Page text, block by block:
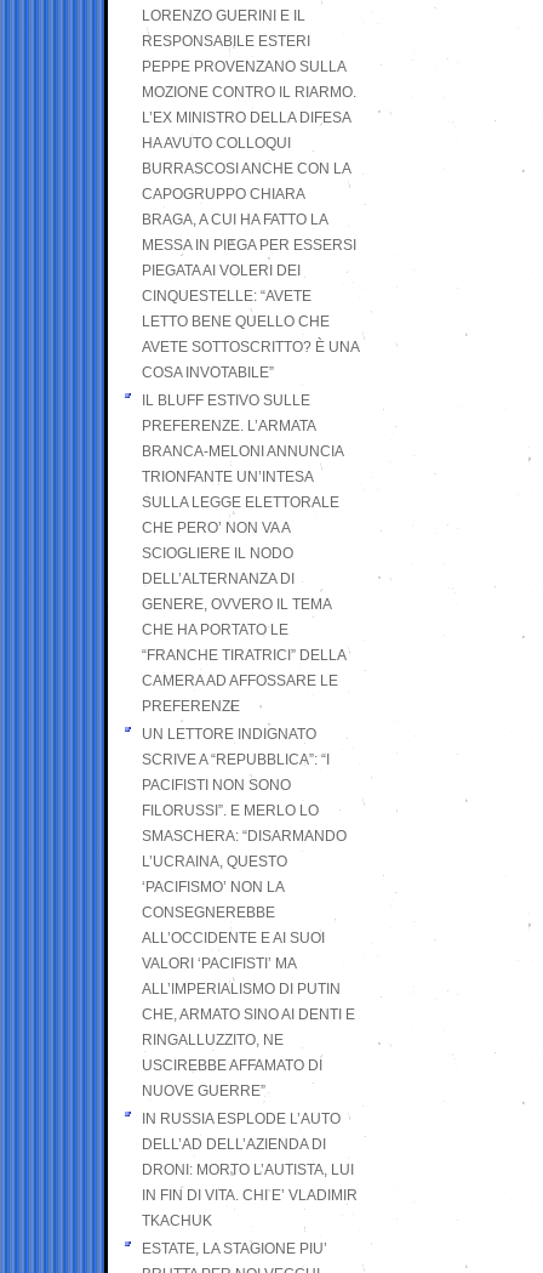
LORENZO GUERINI E IL
RESPONSABILE ESTERI
PEPPE PROVENZANO SULLA
MOZIONE CONTRO IL RIARMO.
L’EX MINISTRO DELLA DIFESA
HA AVUTO COLLOQUI
BURRASCOSI ANCHE CON LA
CAPOGRUPPO CHIARA
BRAGA, A CUI HA FATTO LA
MESSA IN PIEGA PER ESSERSI
PIEGATA AI VOLERI DEI
CINQUESTELLE: “AVETE
LETTO BENE QUELLO CHE
AVETE SOTTOSCRITTO? È UNA
COSA INVOTABILE”
IL BLUFF ESTIVO SULLE
PREFERENZE. L’ARMATA
BRANCA-MELONI ANNUNCIA
TRIONFANTE UN’INTESA
SULLA LEGGE ELETTORALE
CHE PERO’ NON VA A
SCIOGLIERE IL NODO
DELL’ALTERNANZA DI
GENERE, OVVERO IL TEMA
CHE HA PORTATO LE
“FRANCHE TIRATRICI” DELLA
CAMERA AD AFFOSSARE LE
PREFERENZE
UN LETTORE INDIGNATO
SCRIVE A “REPUBBLICA”: “I
PACIFISTI NON SONO
FILORUSSI”. E MERLO LO
SMASCHERA: “DISARMANDO
L’UCRAINA, QUESTO
‘PACIFISMO’ NON LA
CONSEGNEREBBE
ALL’OCCIDENTE E AI SUOI
VALORI ‘PACIFISTI’ MA
ALL’IMPERIALISMO DI PUTIN
CHE, ARMATO SINO AI DENTI E
RINGALLUZZITO, NE
USCIREBBE AFFAMATO DI
NUOVE GUERRE”
IN RUSSIA ESPLODE L’AUTO
DELL’AD DELL’AZIENDA DI
DRONI: MORTO L’AUTISTA, LUI
IN FIN DI VITA. CHI E’ VLADIMIR
TKACHUK
ESTATE, LA STAGIONE PIU’